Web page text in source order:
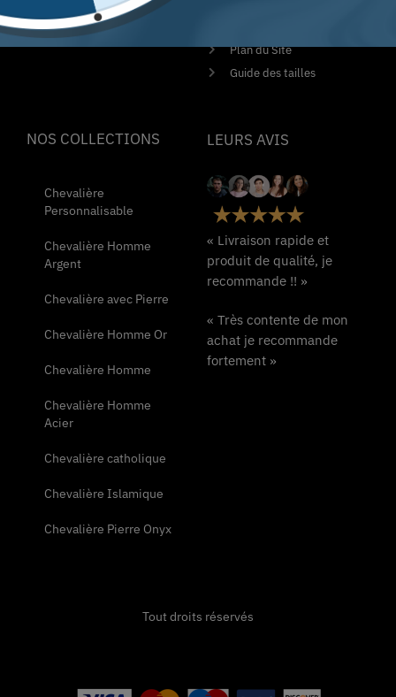
Plan du Site
Guide des tailles
NOS COLLECTIONS
Chevalière
Personnalisable
Chevalière Homme
Argent
Chevalière avec Pierre
Chevalière Homme Or
Chevalière Homme
Chevalière Homme
Acier
Chevalière catholique
Chevalière Islamique
Chevalière Pierre Onyx
LEURS AVIS
« Livraison rapide et
produit de qualité, je
recommande !! »
« Très contente de mon
achat je recommande
fortement »
Tout droits réservés